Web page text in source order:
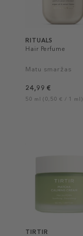
RITUALS
Hair Perfume
Matu smaržas
24,99 €
50 ml (0,50 € / 1 ml)
TIRTIR